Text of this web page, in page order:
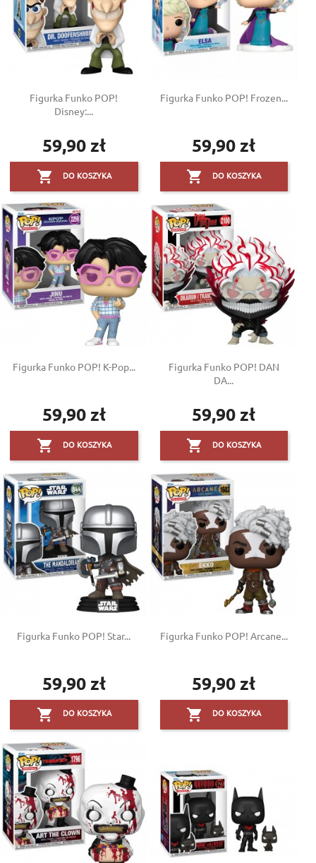
Figurka Funko POP!
Disney:...
Cena
59,90 zł
 DO KOSZYKA
Figurka Funko POP! Frozen...
Cena
59,90 zł
 DO KOSZYKA
Figurka Funko POP! K-Pop...
Cena
59,90 zł
 DO KOSZYKA
Figurka Funko POP! DAN
DA...
Cena
59,90 zł
 DO KOSZYKA
Figurka Funko POP! Star...
Cena
59,90 zł
 DO KOSZYKA
Figurka Funko POP! Arcane...
Cena
59,90 zł
 DO KOSZYKA